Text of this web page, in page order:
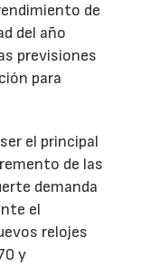
de
del año
previsiones
para
el principal
de las
demanda
el
relojes
y